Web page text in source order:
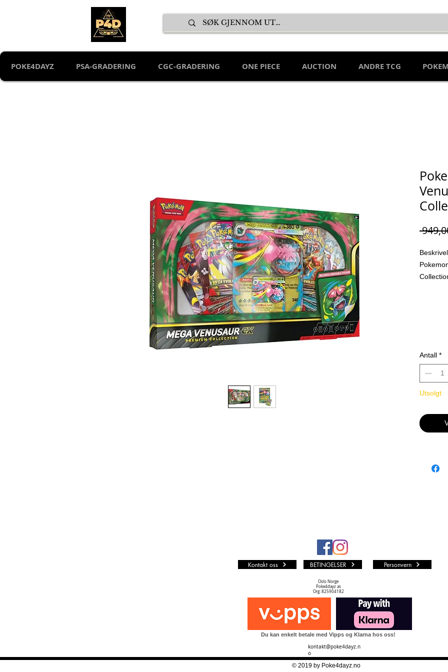
POKE4DAYZ PSA-GRADERING CGC-GRADERING ONE PIECE AUCTION ANDRE TCG
kraftige
Innhold
1 foil
1
Antall *
Utsolgt
Kontakt oss BETINGELSER Personvern
Oslo Norge
Poke4dayz as
Org: 825904182
Du kan enkelt betale med Vipps og Klarna hos oss!
kontakt@poke4dayz.n
o
© 2019 by Poke4dayz.no